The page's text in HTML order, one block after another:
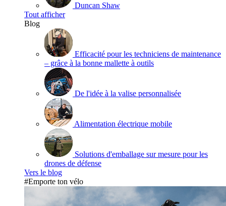
Duncan Shaw
Tout afficher
Blog
Efficacité pour les techniciens de maintenance
– grâce à la bonne mallette à outils
De l'idée à la valise personnalisée
Alimentation électrique mobile
Solutions d'emballage sur mesure pour les
drones de défense
Vers le blog
#Emporte ton vélo